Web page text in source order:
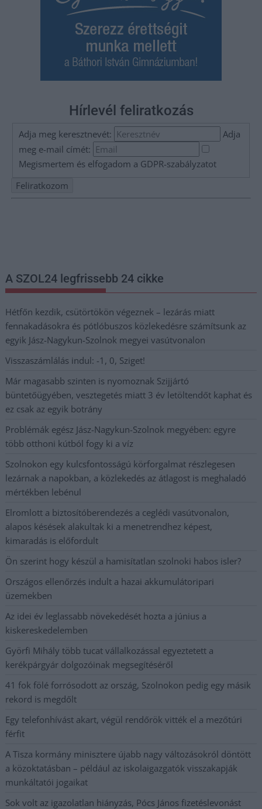
Hírlevél feliratkozás
Adja meg keresztnevét:
Adja
meg e-mail címét:
Megismertem és elfogadom a GDPR-szabályzatot
A SZOL24 legfrissebb 24 cikke
Hétfőn kezdik, csütörtökön végeznek – lezárás miatt
fennakadásokra és pótlóbuszos közlekedésre számítsunk az
egyik Jász-Nagykun-Szolnok megyei vasútvonalon
Visszaszámlálás indul: -1, 0, Sziget!
Már magasabb szinten is nyomoznak Szijjártó
büntetőügyében, vesztegetés miatt 3 év letöltendőt kaphat és
ez csak az egyik botrány
Problémák egész Jász-Nagykun-Szolnok megyében: egyre
több otthoni kútból fogy ki a víz
Szolnokon egy kulcsfontosságú körforgalmat részlegesen
lezárnak a napokban, a közlekedés az átlagost is meghaladó
mértékben lebénul
Elromlott a biztosítóberendezés a ceglédi vasútvonalon,
alapos késések alakultak ki a menetrendhez képest,
kimaradás is előfordult
Ön szerint hogy készül a hamisítatlan szolnoki habos isler?
Országos ellenőrzés indult a hazai akkumulátoripari
üzemekben
Az idei év leglassabb növekedését hozta a június a
kiskereskedelemben
Györfi Mihály több tucat vállalkozással egyeztetett a
kerékpárgyár dolgozóinak megsegítéséről
41 fok fölé forrósodott az ország, Szolnokon pedig egy másik
rekord is megdőlt
Egy telefonhívást akart, végül rendőrök vitték el a mezőtúri
férfit
A Tisza kormány minisztere újabb nagy változásokról döntött
a közoktatásban – például az iskolaigazgatók visszakapják
munkáltatói jogaikat
Sok volt az igazolatlan hiányzás, Pócs János fizetéslevonást